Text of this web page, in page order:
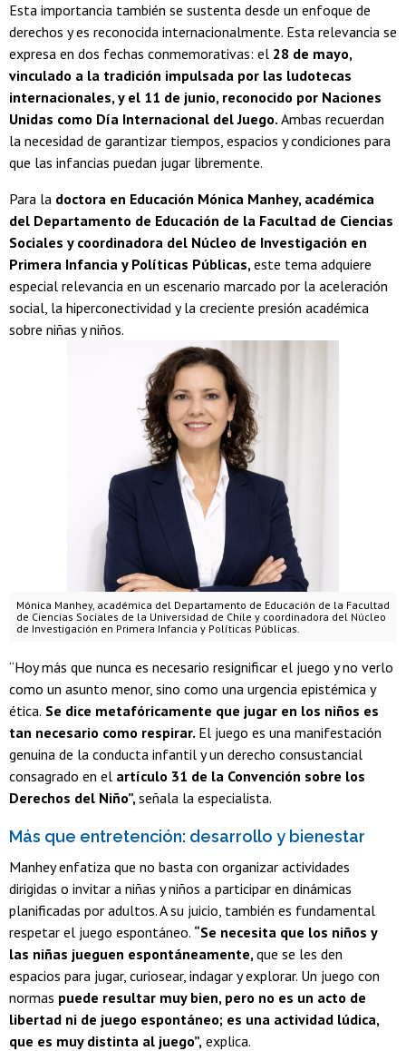
Esta importancia también se sustenta desde un enfoque de
derechos y es reconocida internacionalmente. Esta relevancia se
expresa en dos fechas conmemorativas: el 28 de mayo,
vinculado a la tradición impulsada por las ludotecas
internacionales, y el 11 de junio, reconocido por Naciones
Unidas como Día Internacional del Juego. Ambas recuerdan
la necesidad de garantizar tiempos, espacios y condiciones para
que las infancias puedan jugar libremente.
Para la doctora en Educación Mónica Manhey, académica
del Departamento de Educación de la Facultad de Ciencias
Sociales y coordinadora del Núcleo de Investigación en
Primera Infancia y Políticas Públicas,este tema adquiere
especial relevancia en un escenario marcado por la aceleración
social, la hiperconectividad y la creciente presión académica
sobre niñas y niños.
Mónica Manhey, académica del Departamento de Educación de la Facultad
de Ciencias Sociales de la Universidad de Chile y coordinadora del Núcleo
de Investigación en Primera Infancia y Políticas Públicas.
“Hoy más que nunca es necesario resignificar el juego y no verlo
como un asunto menor, sino como una urgencia epistémica y
ética. Se dice metafóricamente que jugar en los niños es
tan necesario como respirar. El juego es una manifestación
genuina de la conducta infantil y un derecho consustancial
consagrado en el artículo 31 de la Convención sobre los
Derechos del Niño”, señala la especialista.
Más que entretención: desarrollo y bienestar
Manhey enfatiza que no basta con organizar actividades
dirigidas o invitar a niñas y niños a participar en dinámicas
planificadas por adultos. A su juicio, también es fundamental
respetar el juego espontáneo. “Se necesita que los niños y
las niñas jueguen espontáneamente, que se les den
espacios para jugar, curiosear, indagar y explorar. Un juego con
normas puede resultar muy bien, pero no es un acto de
libertad ni de juego espontáneo; es una actividad lúdica,
que es muy distinta al juego”, explica.